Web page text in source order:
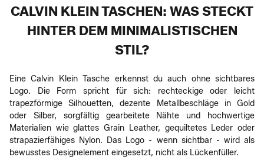
CALVIN KLEIN TASCHEN: WAS STECKT
HINTER DEM MINIMALISTISCHEN
STIL?
Eine Calvin Klein Tasche erkennst du auch ohne sichtbares
Logo. Die Form spricht für sich: rechteckige oder leicht
trapezförmige Silhouetten, dezente Metallbeschläge in Gold
oder Silber, sorgfältig gearbeitete Nähte und hochwertige
Materialien wie glattes Grain Leather, gequiltetes Leder oder
strapazierfähiges Nylon. Das Logo - wenn sichtbar - wird als
bewusstes Designelement eingesetzt, nicht als Lückenfüller.